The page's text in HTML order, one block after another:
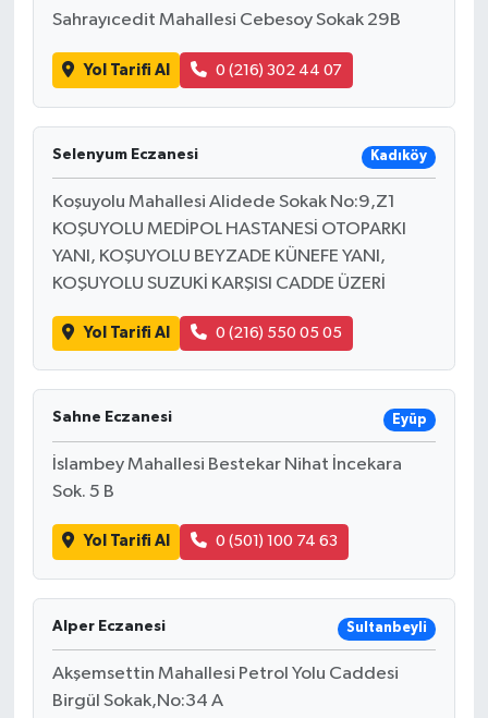
Sahrayıcedit Mahallesi Cebesoy Sokak 29B
Yol Tarifi Al 0 (216) 302 44 07
Selenyum Eczanesi Kadıköy
Koşuyolu Mahallesi Alidede Sokak No:9,Z1
KOŞUYOLU MEDİPOL HASTANESİ OTOPARKI
YANI, KOŞUYOLU BEYZADE KÜNEFE YANI,
KOŞUYOLU SUZUKİ KARŞISI CADDE ÜZERİ
Yol Tarifi Al 0 (216) 550 05 05
Sahne Eczanesi Eyüp
İslambey Mahallesi Bestekar Nihat İncekara
Sok. 5 B
Yol Tarifi Al 0 (501) 100 74 63
Alper Eczanesi Sultanbeyli
Akşemsettin Mahallesi Petrol Yolu Caddesi
Birgül Sokak,No:34 A